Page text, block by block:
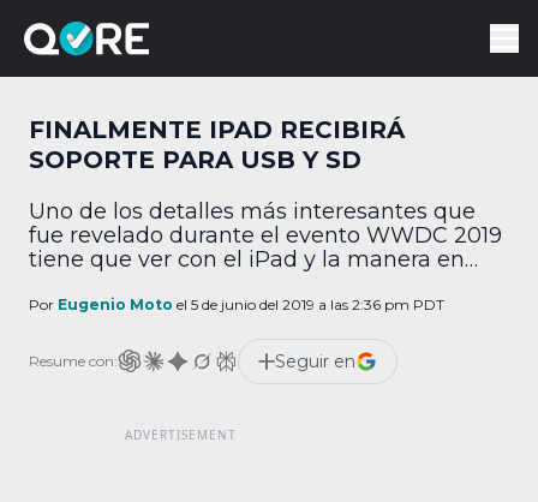
FINALMENTE IPAD RECIBIRÁ
SOPORTE PARA USB Y SD
Uno de los detalles más interesantes que
fue revelado durante el evento WWDC 2019
tiene que ver con el iPad y la manera en
computadora. Increíblemente, después de
memorias externas. Durante la
presentación, Apple reveló que por primera
Por Eugenio Moto el 5 de junio del 2019 a las 2:36 pm PDT
Resume con: Seguir en